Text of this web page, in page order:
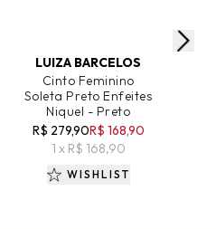
LUIZA BARCELOS
Cinto Feminino
Soleta Preto Enfeites
Niquel - Preto
R$ 279,90R$ 168,90
1 x R$ 168,90
WISHLIST